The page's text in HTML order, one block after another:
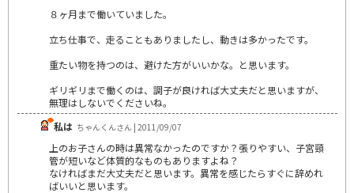
８ヶ月まで働いていました。
立ち仕事で、走ることもありましたし、動きは多かったです。
重たい物を持つのは、避けた方がいいかな。と思います。
ギリギリまで働くのは、調子が良ければ大丈夫だと思いますが、
無理はしないでくださいね。
私は ちゃんくんさん | 2011/09/07
上のお子さんの時は異常なかったのですか？張りやすい、子宮頸
管が短いなど体質的なものもありますよね？
なければまだ大丈夫だと思います。異常を感じたらすぐに辞めれ
ばいいと思います。